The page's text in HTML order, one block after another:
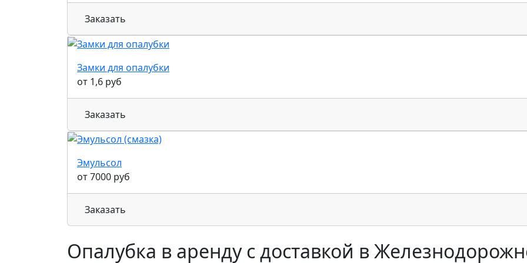
Заказать
Замки для опалубки
от 1,6 руб
Заказать
Эмульсол
от 7000 руб
Заказать
Опалубка в аренду с доставкой в